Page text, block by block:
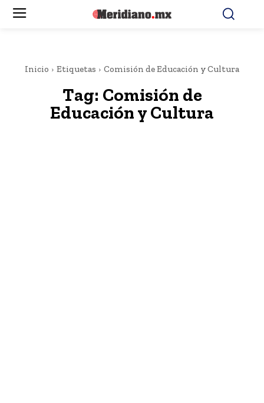
Inicio Etiquetas Comisión de Educación y Cultura
Tag: Comisión de
Educación y Cultura